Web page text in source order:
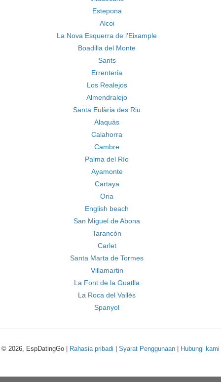
Estepona
Alcoi
La Nova Esquerra de l'Eixample
Boadilla del Monte
Sants
Errenteria
Los Realejos
Almendralejo
Santa Eulària des Riu
Alaquàs
Calahorra
Cambre
Palma del Río
Ayamonte
Cartaya
Oria
English beach
San Miguel de Abona
Tarancón
Carlet
Santa Marta de Tormes
Villamartin
La Font de la Guatlla
La Roca del Vallès
Spanyol
© 2026, EspDatingGo | Rahasia pribadi Syarat Penggunaan Hubungi kami